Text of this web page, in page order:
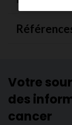
Votre
des
cancer